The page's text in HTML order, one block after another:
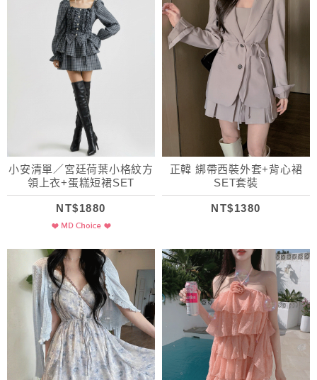
小安清單／宮廷荷葉小格紋方
領上衣+蛋糕短裙SET
NT$1880
正韓 綁帶西裝外套+背心裙
SET套裝
NT$1380